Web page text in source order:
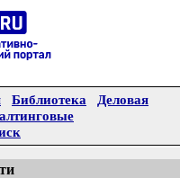
Библиотека
Деловая